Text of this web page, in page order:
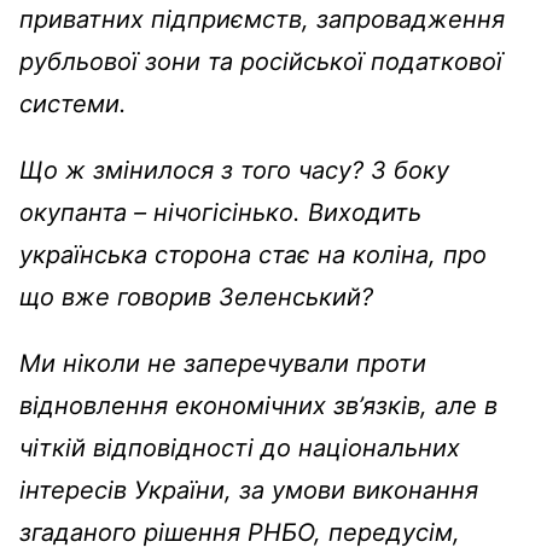
приватних підприємств, запровадження
рубльової зони та російської податкової
системи.
Що ж змінилося з того часу? З боку
окупанта – нічогісінько. Виходить
українська сторона стає на коліна, про
що вже говорив Зеленський?
Ми ніколи не заперечували проти
відновлення економічних зв’язків, але в
чіткій відповідності до національних
інтересів України, за умови виконання
згаданого рішення РНБО, передусім,